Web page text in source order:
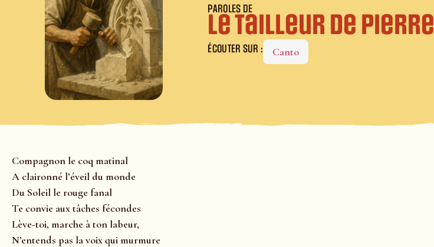
PAROLES DE
Le Tailleur de pierre
ÉCOUTER SUR : Canto
Compagnon le coq matinal
A claironné l’éveil du monde
Du Soleil le rouge fanal
Te convie aux tâches fécondes
Lève-toi, marche à ton labeur,
N’entends pas la voix qui murmure